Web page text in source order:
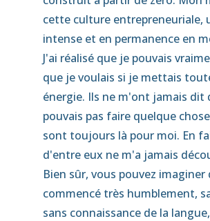
cette culture entrepreneuriale,
intense et en permanence en
J'ai réalisé que je pouvais
que je voulais si je mettais
énergie. Ils ne m'ont jamais dit
pouvais pas faire quelque
sont toujours là pour moi. En
d'entre eux ne m'a jamais
Bien sûr, vous pouvez imaginer
commencé très humblement,
sans connaissance de la